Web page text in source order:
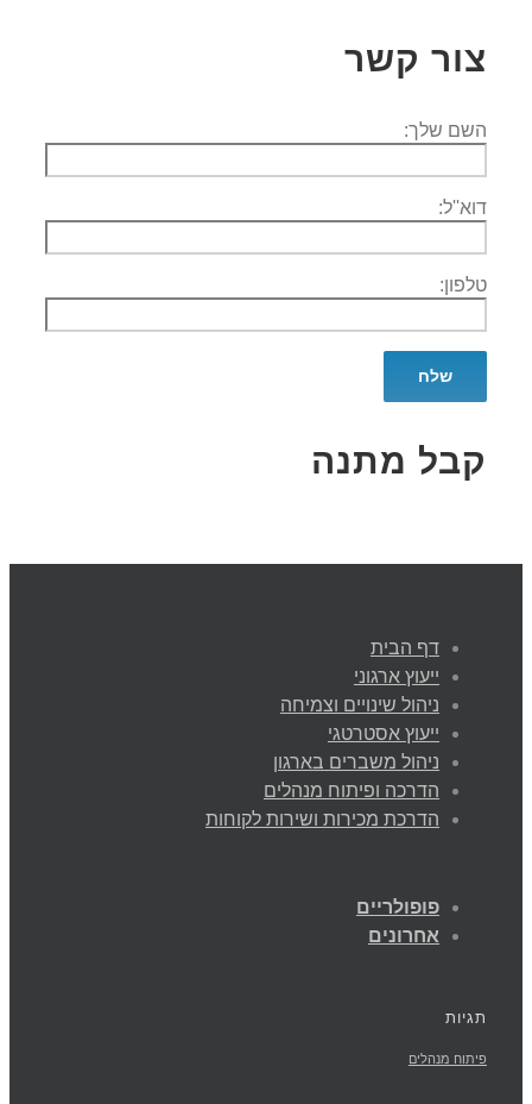
צור קשר
השם שלך:
דוא''ל:
טלפון:
קבל מתנה
דף הבית
ייעוץ ארגוני
ניהול שינויים וצמיחה
ייעוץ אסטרטגי
ניהול משברים בארגון
הדרכה ופיתוח מנהלים
הדרכת מכירות ושירות לקוחות
פופולריים
אחרונים
תגיות
פיתוח מנהלים